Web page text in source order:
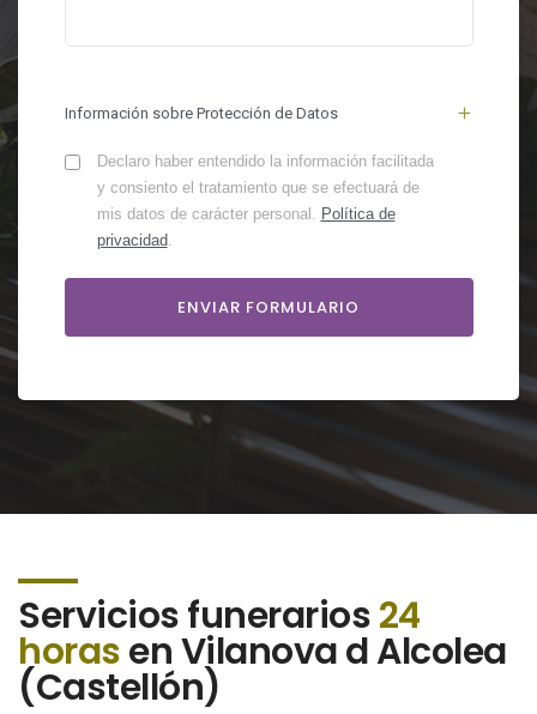
Información sobre Protección de Datos
Declaro haber entendido la información facilitada
y consiento el tratamiento que se efectuará de
mis datos de carácter personal. Política de
privacidad.
Servicios funerarios24
horasen Vilanova d Alcolea
(Castellón)